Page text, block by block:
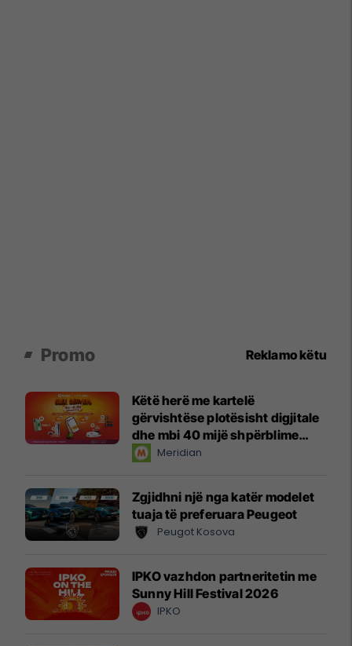
Promo Reklamo këtu
Këtë herë me kartelë
gërvishtëse plotësisht digjitale
dhe mbi 40 mijë shpërblime
instant!Meridian
Zgjidhni një nga katër modelet
tuaja të preferuara Peugeot
Peugot Kosova
IPKO vazhdon partneritetin me
Sunny Hill Festival 2026
IPKO